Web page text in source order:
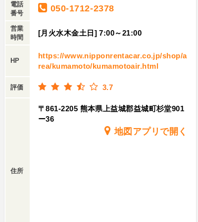
電話
番号
050-1712-2378
営業
時間
[月火水木金土日] 7:00～21:00
HP
https://www.nipponrentacar.co.jp/shop/a
rea/kumamoto/kumamotoair.html
評価 3.7
住所
〒861-2205 熊本県上益城郡益城町杉堂901
ー36
地図アプリで開く